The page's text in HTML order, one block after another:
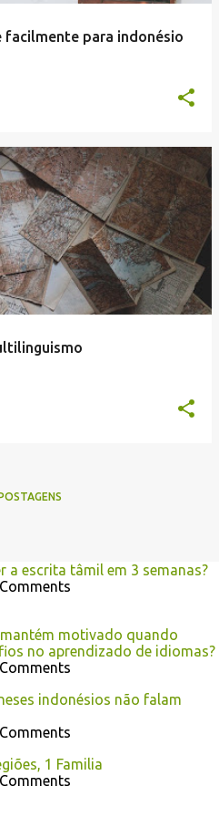
facilmente para indonésio
a escrita tâmil em 3 semanas?
motivado quando
no aprendizado de idiomas?
indonésios não falam
1 Familia